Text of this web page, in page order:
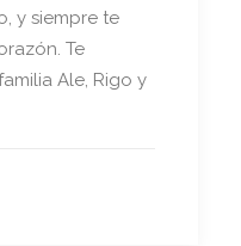
y siempre te
Te
Ale, Rigo y